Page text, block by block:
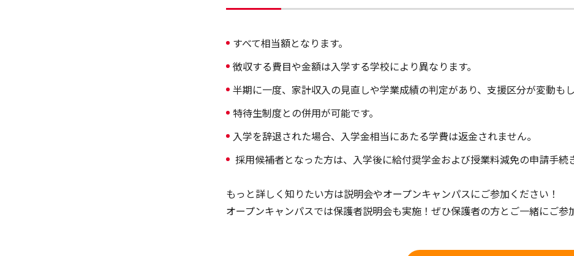
すべて相当額となります。
徴収する費目や金額は入学する学校により異なります。
半期に一度、家計収入の見直しや学業成績の判定があり、支援区分が変動も
特待生制度との併用が可能です。
入学を辞退された場合、入学金相当にあたる学費は返金されません。
採用候補者となった方は、入学後に給付奨学金および授業料減免の申請手続
もっと詳しく知りたい方は説明会やオープンキャンパスにご参加ください！
オープンキャンパスでは保護者説明会も実施！ぜひ保護者の方とご一緒にご参